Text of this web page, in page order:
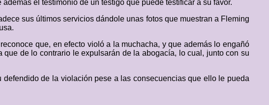
el testimonio de un testigo que puede testificar a su favor.
sus últimos servicios dándole unas fotos que muestran a Fleming
que, en efecto violó a la muchacha, y que además lo engañó
de lo contrario le expulsarán de la abogacía, lo cual, junto con su
de la violación pese a las consecuencias que ello le pueda